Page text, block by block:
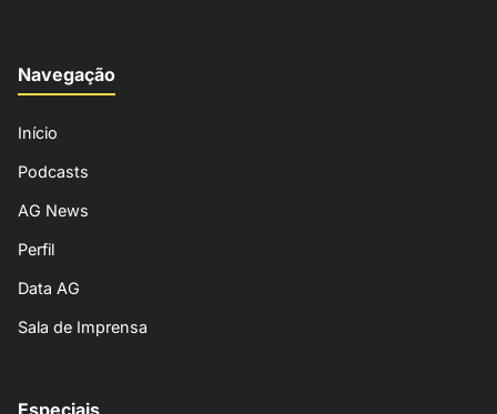
Navegação
Início
Podcasts
AG News
Perfil
Data AG
Sala de Imprensa